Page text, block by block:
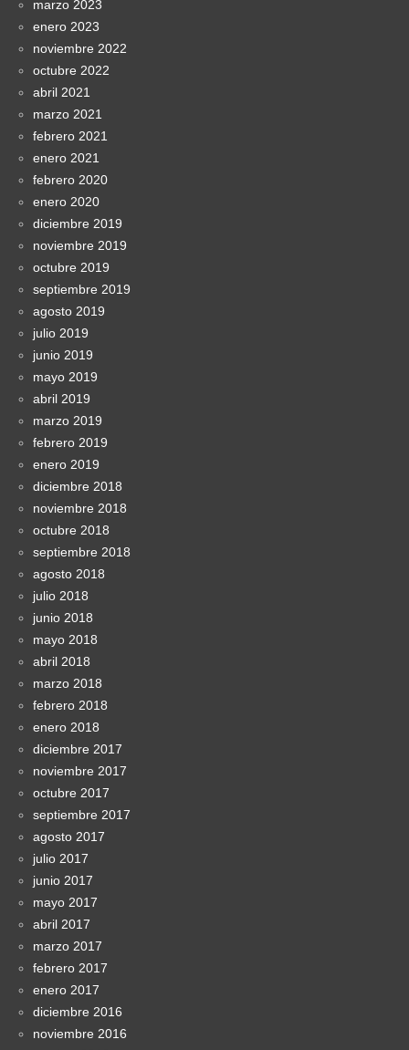
marzo 2023
enero 2023
noviembre 2022
octubre 2022
abril 2021
marzo 2021
febrero 2021
enero 2021
febrero 2020
enero 2020
diciembre 2019
noviembre 2019
octubre 2019
septiembre 2019
agosto 2019
julio 2019
junio 2019
mayo 2019
abril 2019
marzo 2019
febrero 2019
enero 2019
diciembre 2018
noviembre 2018
octubre 2018
septiembre 2018
agosto 2018
julio 2018
junio 2018
mayo 2018
abril 2018
marzo 2018
febrero 2018
enero 2018
diciembre 2017
noviembre 2017
octubre 2017
septiembre 2017
agosto 2017
julio 2017
junio 2017
mayo 2017
abril 2017
marzo 2017
febrero 2017
enero 2017
diciembre 2016
noviembre 2016